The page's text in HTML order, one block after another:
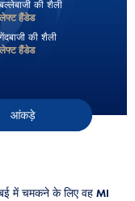
बल्लेबाजी की शैली
लेफ्ट हैंडेड
की शैली
हैंडेड
आंकड़े
में चमकने के लिए वह MI